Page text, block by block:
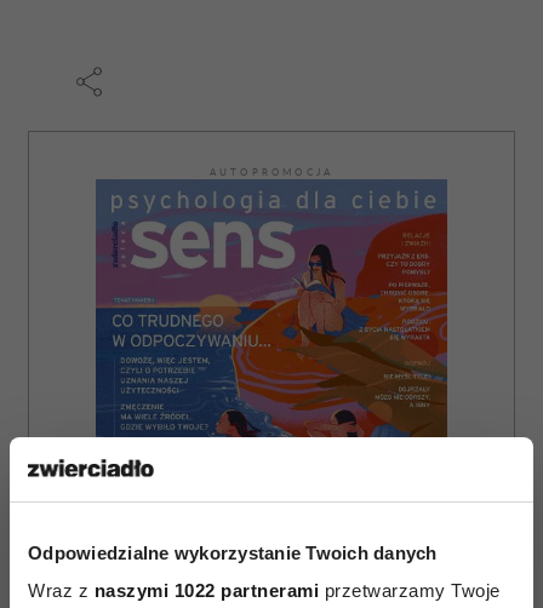
Odpowiedzialne wykorzystanie Twoich danych
Wraz z naszymi 1022 partnerami przetwarzamy Twoje
AUTOPROMOCJA